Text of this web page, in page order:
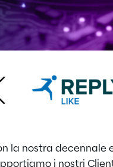
la nostra decennale
i nostri